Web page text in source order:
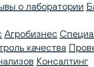
о лаборатории
Агробизнес
качества
Консалтинг